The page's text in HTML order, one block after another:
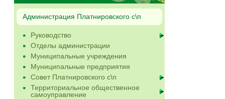
Администрация Платнировского с\п
Руководство
Отделы администрации
Муниципальные учреждения
Муниципальные предприятия
Совет Платнировского с\п
Территориальное общественное
самоуправление